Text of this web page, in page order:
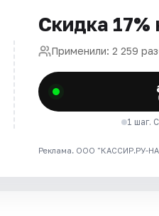
Скидка 17%
Применили: 2 259 раз
1 шаг.
Реклама. ООО "КАССИР.РУ-